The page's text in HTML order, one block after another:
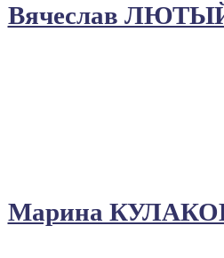
Вячеслав
Марина